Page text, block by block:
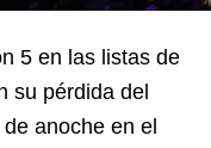
5 en las listas de
su pérdida del
anoche en el